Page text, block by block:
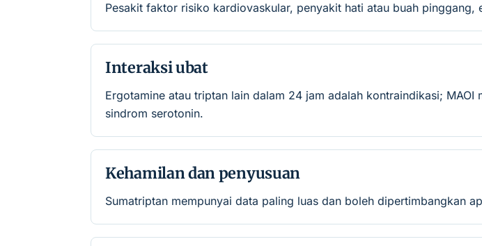
Pesakit faktor risiko kardiovaskular, penyakit hati atau buah pinggang,
Interaksi ubat
Ergotamine atau triptan lain dalam 24 jam adalah kontraindikasi;
sindrom serotonin.
Kehamilan dan penyusuan
Sumatriptan mempunyai data paling luas dan boleh dipertimbangkan